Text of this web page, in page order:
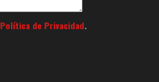
Política de Privacidad.